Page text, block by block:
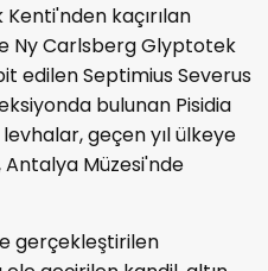
Kenti'nden kaçırılan
Ny Carlsberg Glyptotek
edilen Septimius Severus
bulunan Pisidia
geçen yıl ülkeye
Antalya Müzesi'nde
gerçekleştirilen